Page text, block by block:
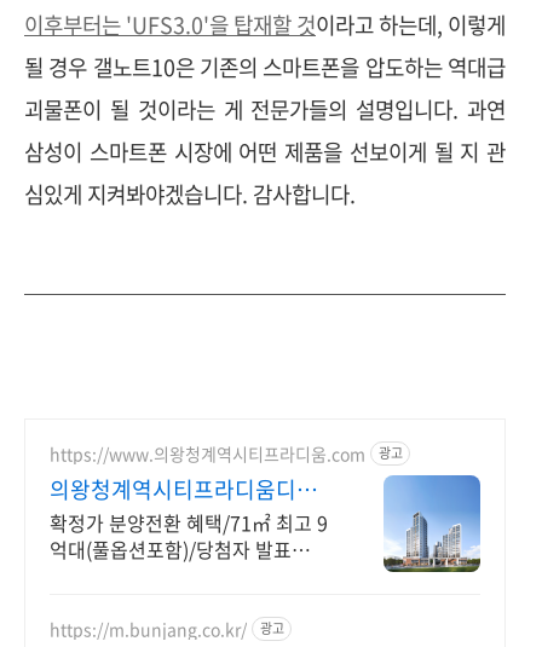
이후부터는 'UFS3.0'을 탑재할 것이라고 하는데, 이렇게
될 경우 갤노트10은 기존의 스마트폰을 압도하는 역대급
괴물폰이 될 것이라는 게 전문가들의 설명입니다. 과연
삼성이 스마트폰 시장에 어떤 제품을 선보이게 될 지 관
심있게 지켜봐야겠습니다. 감사합니다.
https://www.의왕청계역시티프라디움.com 광고
의왕청계역시티프라디움디하
모니
확정가 분양전환 혜택/71㎡ 최고 9
억대(풀옵션포함)/당첨자 발표
https://m.bunjang.co.kr/ 광고